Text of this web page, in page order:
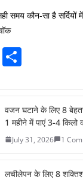
समय कौन-सा है
E
e
वजन घटाने के लिए 8
1 महीने में पाएं 3-4
July 31, 2026 1
लचीलेपन के लिए 8